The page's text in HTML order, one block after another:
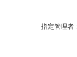
伊丹市総合体育
指定管理者